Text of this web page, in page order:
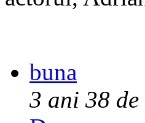
buna
3 ani 38